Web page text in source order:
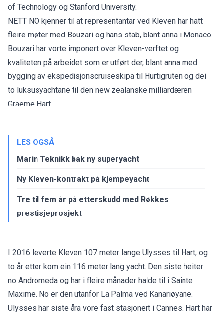
of Technology og Stanford University.
NETT NO kjenner til at representantar ved Kleven har hatt
fleire møter med Bouzari og hans stab, blant anna i Monaco.
Bouzari har vorte imponert over Kleven-verftet og
kvaliteten på arbeidet som er utført der, blant anna med
bygging av ekspedisjonscruiseskipa til Hurtigruten og dei
to luksusyachtane til den new zealanske milliardæren
Graeme Hart.
LES OGSÅ
Marin Teknikk bak ny superyacht
Ny Kleven-kontrakt på kjempeyacht
Tre til fem år på etterskudd med Røkkes
prestisjeprosjekt
I 2016 leverte Kleven 107 meter lange Ulysses til Hart, og
to år etter kom ein 116 meter lang yacht. Den siste heiter
no Andromeda og har i fleire månader halde til i Sainte
Maxime. No er den utanfor La Palma ved Kanariøyane.
Ulysses har siste åra vore fast stasjonert i Cannes. Hart har